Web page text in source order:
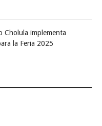
Cholula implementa
la Feria 2025